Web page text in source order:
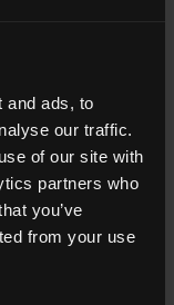
and ads, to
our traffic.
of our site with
partners who
you’ve
from your use